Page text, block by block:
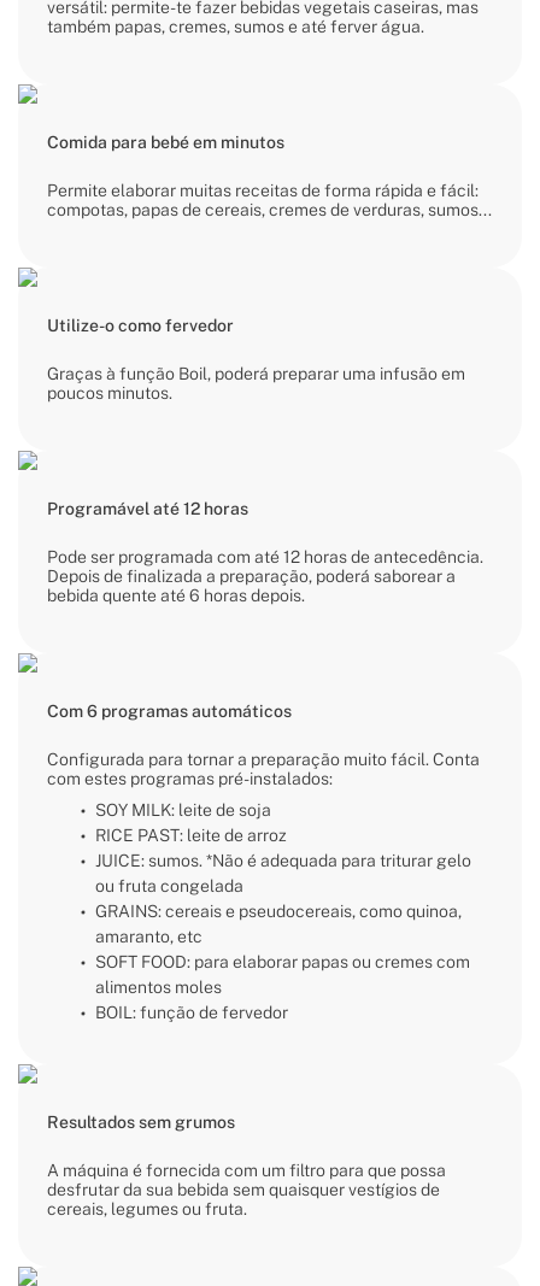
versátil: permite-te fazer bebidas vegetais caseiras, mas
também papas, cremes, sumos e até ferver água.
Comida para bebé em minutos
Permite elaborar muitas receitas de forma rápida e fácil:
compotas, papas de cereais, cremes de verduras, sumos...
Utilize-o como fervedor
Graças à função Boil, poderá preparar uma infusão em
poucos minutos.
Programável até 12 horas
Pode ser programada com até 12 horas de antecedência.
Depois de finalizada a preparação, poderá saborear a
bebida quente até 6 horas depois.
Com 6 programas automáticos
Configurada para tornar a preparação muito fácil. Conta
com estes programas pré-instalados:
SOY MILK: leite de soja
RICE PAST: leite de arroz
JUICE: sumos. *Não é adequada para triturar gelo
ou fruta congelada
GRAINS: cereais e pseudocereais, como quinoa,
amaranto, etc
SOFT FOOD: para elaborar papas ou cremes com
alimentos moles
BOIL: função de fervedor
Resultados sem grumos
A máquina é fornecida com um filtro para que possa
desfrutar da sua bebida sem quaisquer vestígios de
cereais, legumes ou fruta.